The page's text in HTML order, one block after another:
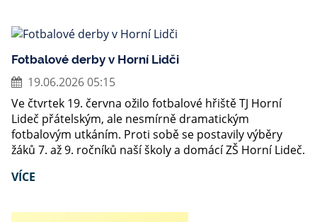
Fotbalové derby v Horní Lidči
19.06.2026 05:15
Ve čtvrtek 19. června ožilo fotbalové hřiště TJ Horní
Lideč přátelským, ale nesmírně dramatickým
fotbalovým utkáním. Proti sobě se postavily výběry
žáků 7. až 9. ročníků naší školy a domácí ZŠ Horní Lideč.
VÍCE